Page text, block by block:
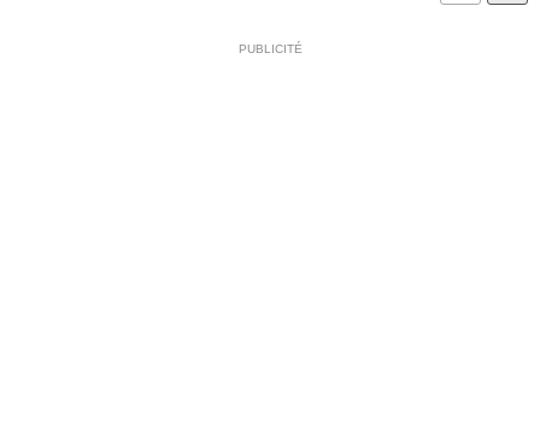
PUBLICITÉ